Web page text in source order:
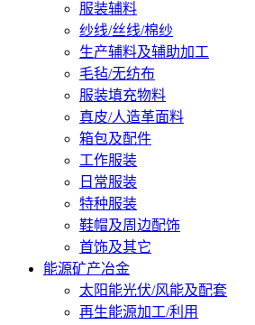
服装辅料
纱线/丝线/棉纱
生产辅料及辅助加工
毛毡/无纺布
服装填充物料
真皮/人造革面料
箱包及配件
工作服装
日常服装
特种服装
鞋帽及周边配饰
首饰及其它
能源矿产冶金
太阳能光伏/风能及配套
再生能源加工/利用